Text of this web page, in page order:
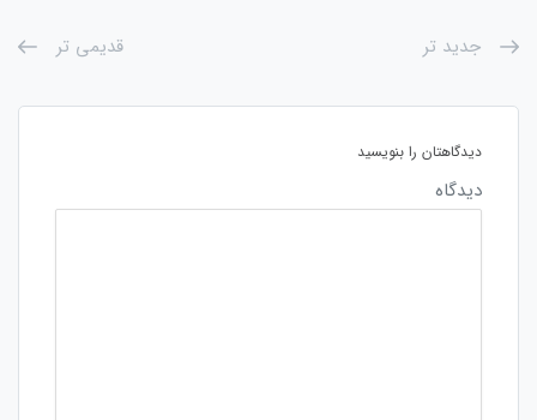
جدید تر قدیمی تر
دیدگاهتان را بنویسید
دیدگاه